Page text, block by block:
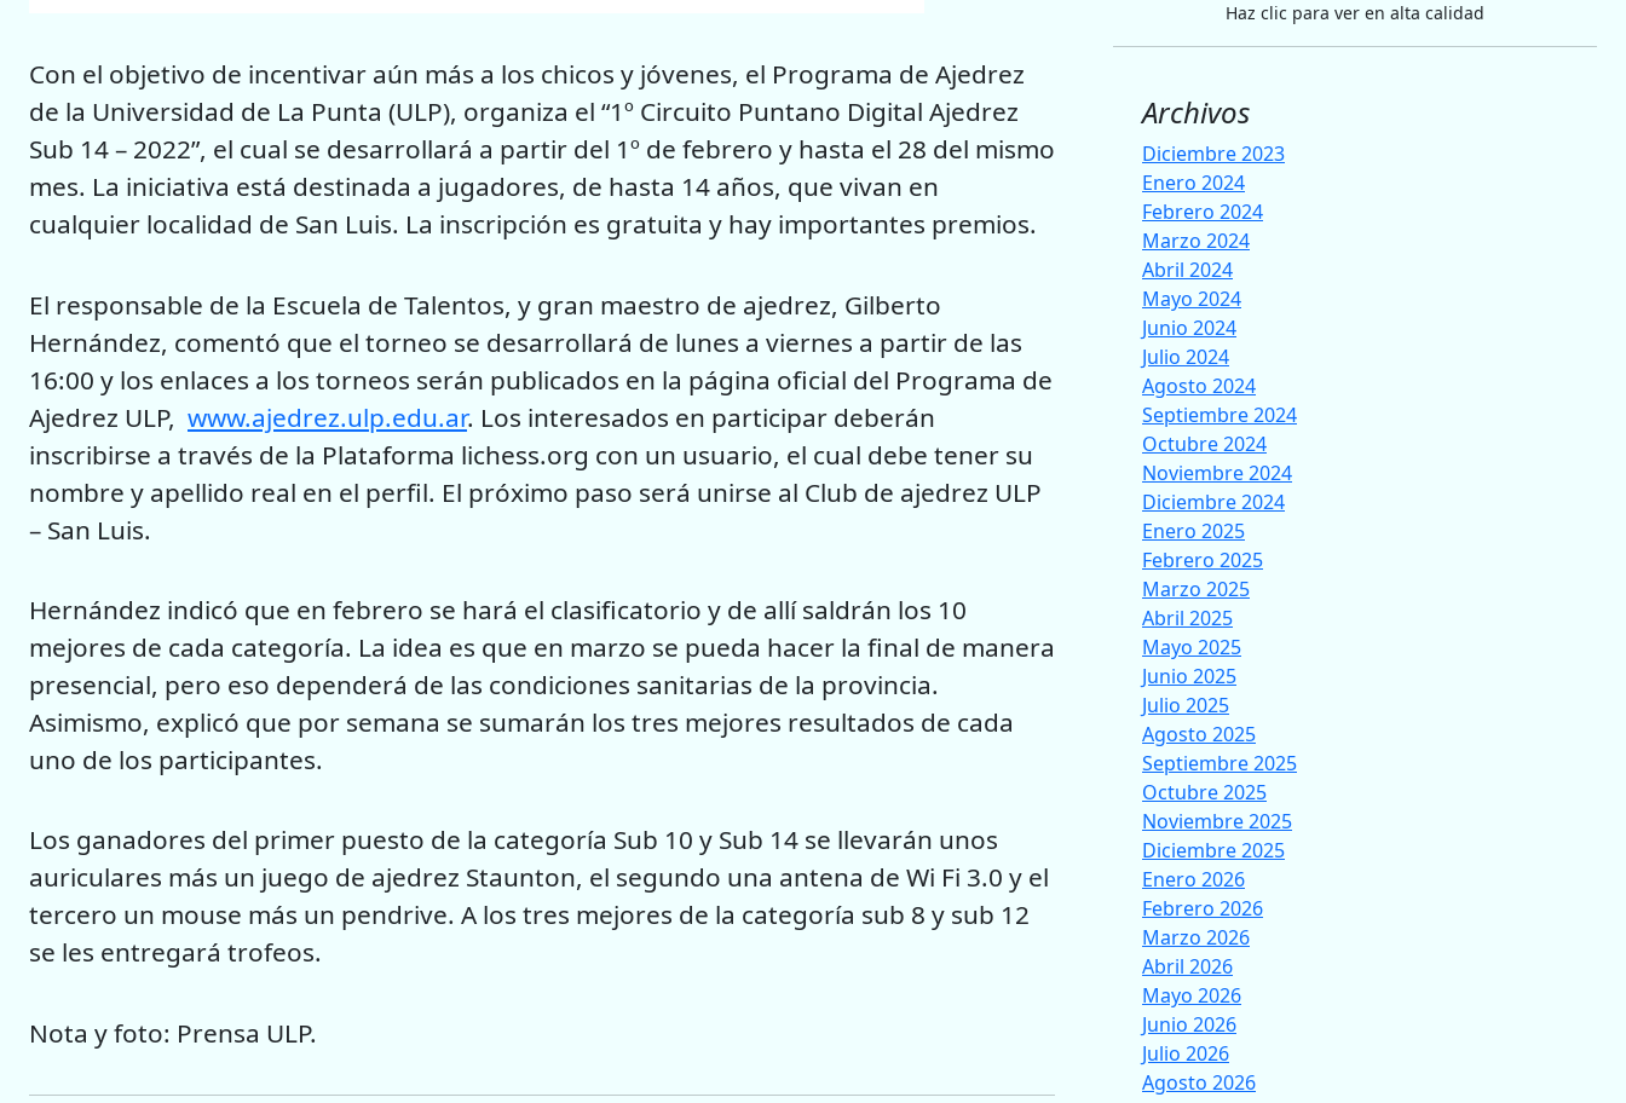
Con el objetivo de incentivar aún más a los chicos y jóvenes, el Programa de Ajedrez
de la Universidad de La Punta (ULP), organiza el “1º Circuito Puntano Digital Ajedrez
Sub 14 – 2022”, el cual se desarrollará a partir del 1º de febrero y hasta el 28 del mismo
mes. La iniciativa está destinada a jugadores, de hasta 14 años, que vivan en
cualquier localidad de San Luis. La inscripción es gratuita y hay importantes premios.
El responsable de la Escuela de Talentos, y gran maestro de ajedrez, Gilberto
Hernández, comentó que el torneo se desarrollará de lunes a viernes a partir de las
16:00 y los enlaces a los torneos serán publicados en la página oficial del Programa de
Ajedrez ULP, www.ajedrez.ulp.edu.ar. Los interesados en participar deberán
inscribirse a través de la Plataforma lichess.org con un usuario, el cual debe tener su
nombre y apellido real en el perfil. El próximo paso será unirse al Club de ajedrez ULP
– San Luis.
Hernández indicó que en febrero se hará el clasificatorio y de allí saldrán los 10
mejores de cada categoría. La idea es que en marzo se pueda hacer la final de manera
presencial, pero eso dependerá de las condiciones sanitarias de la provincia.
Asimismo, explicó que por semana se sumarán los tres mejores resultados de cada
uno de los participantes.
Los ganadores del primer puesto de la categoría Sub 10 y Sub 14 se llevarán unos
auriculares más un juego de ajedrez Staunton, el segundo una antena de Wi Fi 3.0 y el
tercero un mouse más un pendrive. A los tres mejores de la categoría sub 8 y sub 12
se les entregará trofeos.
Nota y foto: Prensa ULP.
Haz clic para ver en alta calidad
Archivos
Diciembre 2023
Enero 2024
Febrero 2024
Marzo 2024
Abril 2024
Mayo 2024
Junio 2024
Julio 2024
Agosto 2024
Septiembre 2024
Octubre 2024
Noviembre 2024
Diciembre 2024
Enero 2025
Febrero 2025
Marzo 2025
Abril 2025
Mayo 2025
Junio 2025
Julio 2025
Agosto 2025
Septiembre 2025
Octubre 2025
Noviembre 2025
Diciembre 2025
Enero 2026
Febrero 2026
Marzo 2026
Abril 2026
Mayo 2026
Junio 2026
Julio 2026
Agosto 2026